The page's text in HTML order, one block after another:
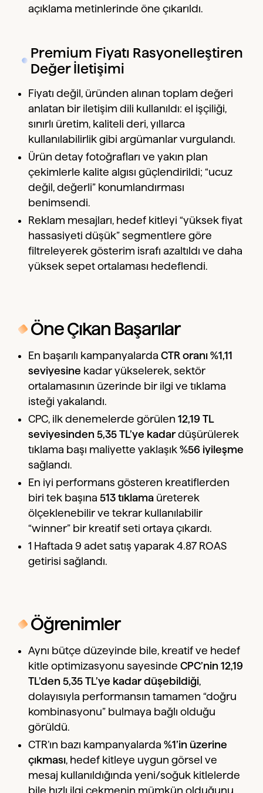
açıklama metinlerinde öne çıkarıldı.
Premium Fiyatı Rasyonelleştiren
Değer İletişimi
Fiyatı değil, üründen alınan toplam değeri
anlatan bir iletişim dili kullanıldı: el işçiliği,
sınırlı üretim, kaliteli deri, yıllarca
kullanılabilirlik gibi argümanlar vurgulandı.
Ürün detay fotoğrafları ve yakın plan
çekimlerle kalite algısı güçlendirildi; “ucuz
değil, değerli” konumlandırması
benimsendi.
Reklam mesajları, hedef kitleyi “yüksek fiyat
hassasiyeti düşük” segmentlere göre
filtreleyerek gösterim israfı azaltıldı ve daha
yüksek sepet ortalaması hedeflendi.
Öne Çıkan Başarılar
En başarılı kampanyalardaCTR oranı %1,11
seviyesine kadar yükselerek, sektör
ortalamasının üzerinde bir ilgi ve tıklama
isteği yakalandı.
CPC, ilk denemelerde görülen12,19 TL
seviyesinden 5,35 TL’ye kadardüşürülerek
tıklama başı maliyette yaklaşık%56 iyileşme
sağlandı.
En iyi performans gösteren kreatiflerden
biri tek başına513 tıklama üreterek
ölçeklenebilir ve tekrar kullanılabilir
“winner” bir kreatif seti ortaya çıkardı.
1 Haftada 9 adet satış yaparak 4.87 ROAS
getirisi sağlandı.
Öğrenimler
Aynı bütçe düzeyinde bile, kreatif ve hedef
kitle optimizasyonu sayesindeCPC’nin 12,19
TL’den 5,35 TL’ye kadar düşebildiği,
dolayısıyla performansın tamamen “doğru
kombinasyonu” bulmaya bağlı olduğu
görüldü.
CTR’ın bazı kampanyalarda%1’in üzerine
çıkması, hedef kitleye uygun görsel ve
mesaj kullanıldığında yeni/soğuk kitlelerde
bile hızlı ilgi çekmenin mümkün olduğunu